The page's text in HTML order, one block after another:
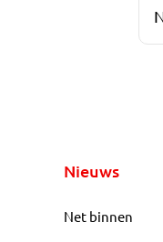
Nieuws
Net binnen